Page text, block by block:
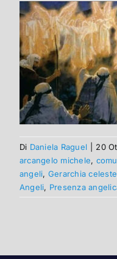
Di Daniela Raguel 20
arcangelo michele,
angeli, Gerarchia celeste
Angeli, Presenza